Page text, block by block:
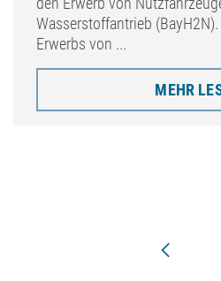
Wasserstoffantrieb
Erwerbs von ...
MEHR